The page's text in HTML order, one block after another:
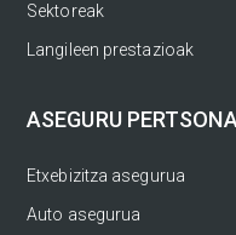
Sektoreak
Langileen prestazioak
ASEGURU
Etxebizitza asegurua
Auto asegurua